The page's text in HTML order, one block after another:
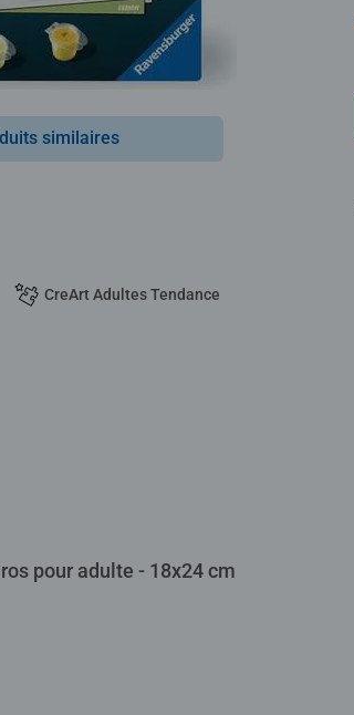
similaires
CreArt Adultes Tendance
pour adulte - 18x24 cm